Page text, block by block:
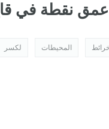
نقطة في
المحيطات لكسر